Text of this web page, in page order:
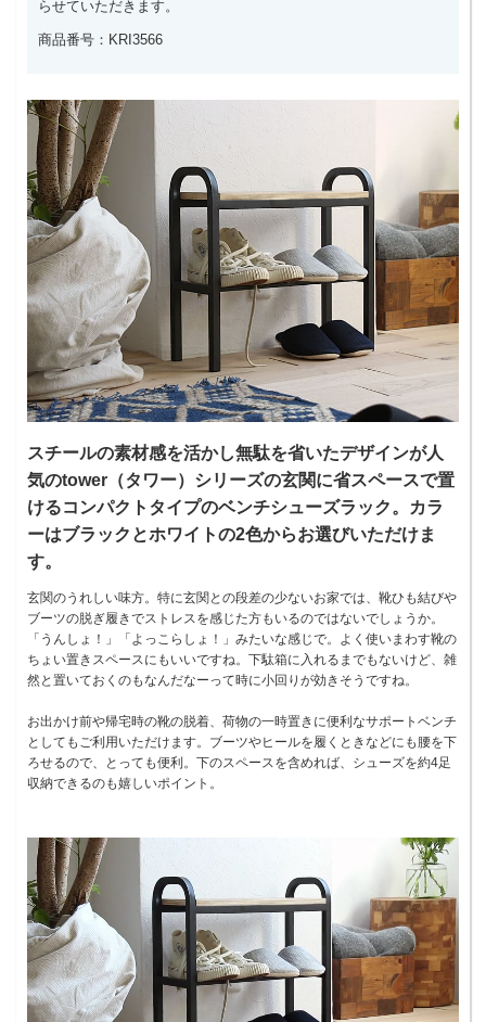
らせていただきます。
商品番号：KRI3566
スチールの素材感を活かし無駄を省いたデザインが人
気のtower（タワー）シリーズの玄関に省スペースで置
けるコンパクトタイプのベンチシューズラック。カラ
ーはブラックとホワイトの2色からお選びいただけま
す。
玄関のうれしい味方。特に玄関との段差の少ないお家では、靴ひも結びや
ブーツの脱ぎ履きでストレスを感じた方もいるのではないでしょうか。
「うんしょ！」「よっこらしょ！」みたいな感じで。よく使いまわす靴の
ちょい置きスペースにもいいですね。下駄箱に入れるまでもないけど、雑
然と置いておくのもなんだなーって時に小回りが効きそうですね。
お出かけ前や帰宅時の靴の脱着、荷物の一時置きに便利なサポートベンチ
としてもご利用いただけます。ブーツやヒールを履くときなどにも腰を下
ろせるので、とっても便利。下のスペースを含めれば、シューズを約4足
収納できるのも嬉しいポイント。